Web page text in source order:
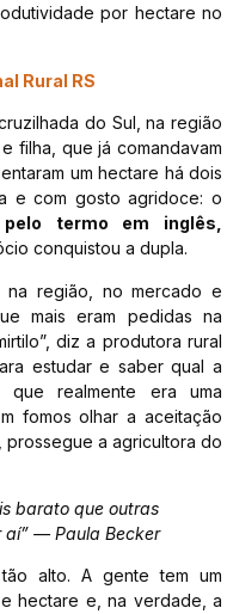
por hectare no
Rural RS
do Sul, na região
filha, que já comandavam
um hectare há dois
e com gosto agridoce: o
termo em inglês,
conquistou a dupla.
na região, no mercado e
mais eram pedidas na
diz a produtora rural
estudar e saber qual a
realmente era uma
fomos olhar a aceitação
prossegue a agricultora do
barato que outras
aí” — Paula Becker
alto. A gente tem um
hectare e, na verdade, a